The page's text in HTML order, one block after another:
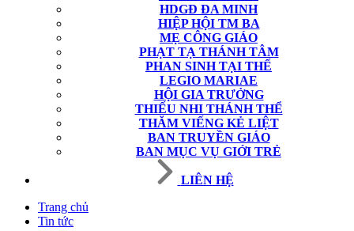
HDGĐ ĐA MINH
HIỆP HỘI TM BA
MẸ CÔNG GIÁO
PHẠT TẠ THÁNH TÂM
PHAN SINH TẠI THẾ
LEGIO MARIAE
HỘI GIA TRƯỞNG
THIẾU NHI THÁNH THỂ
THĂM VIẾNG KẺ LIỆT
BAN TRUYỀN GIÁO
BAN MỤC VỤ GIỚI TRẺ
LIÊN HỆ
Trang chủ
Tin tức